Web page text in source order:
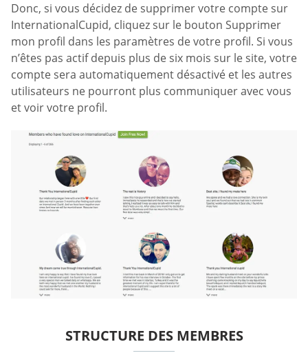
Donc, si vous décidez de supprimer votre compte sur
InternationalCupid, cliquez sur le bouton Supprimer
mon profil dans les paramètres de votre profil. Si vous
n’êtes pas actif depuis plus de six mois sur le site, votre
compte sera automatiquement désactivé et les autres
utilisateurs ne pourront plus communiquer avec vous
et voir votre profil.
STRUCTURE DES MEMBRES